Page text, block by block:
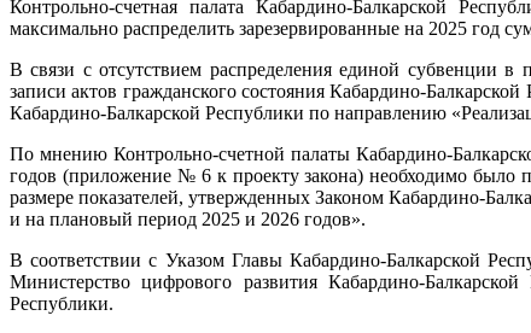
Контрольно-счетная палата Кабардино-Балкарской
максимально распределить зарезервированные на 2025
В связи с отсутствием распределения единой субвенции в
записи актов гражданского состояния Кабардино-
Кабардино-Балкарской Республики по направлению
По мнению Контрольно-счетной палаты Кабардино-
годов (приложение № 6 к проекту закона) необходимо было
размере показателей, утвержденных Законом Кабардино-
и на плановый период 2025 и 2026 годов».
В соответствии с Указом Главы Кабардино-Балкарской
Министерство цифрового развития Кабардино-
Республики.